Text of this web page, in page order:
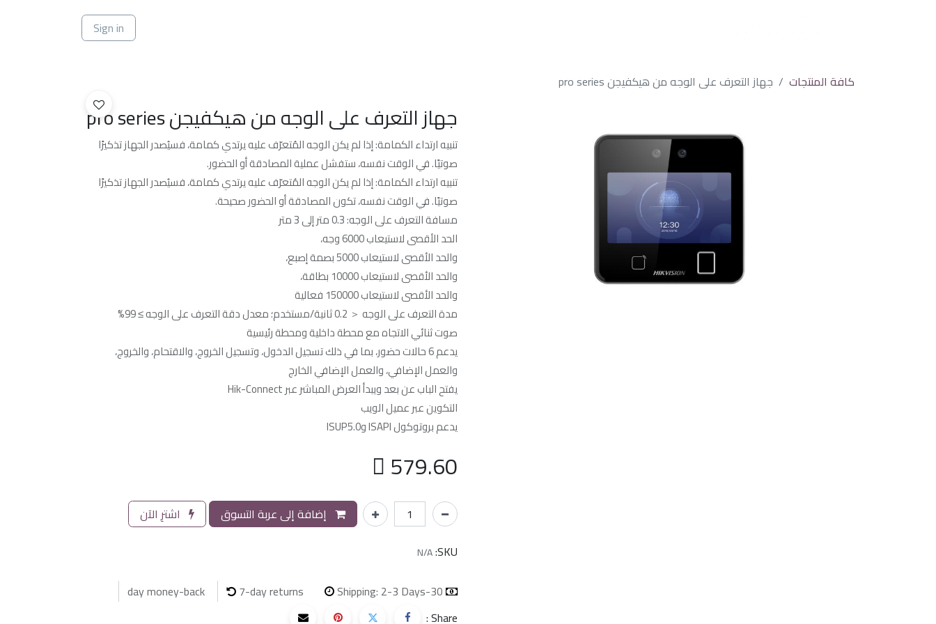
Sign in
كافة المنتجات جهاز التعرف على الوجه من هيكفيجن pro series
جهاز التعرف على الوجه من هيكفيجن pro series
تنبيه ارتداء الكمامة: إذا لم يكن الوجه المُتعرّف عليه يرتدي كمامة، فسيُصدر الجهاز تذكيرًا
صوتيًا. في الوقت نفسه، ستفشل عملية المصادقة أو الحضور.
تنبيه ارتداء الكمامة: إذا لم يكن الوجه المُتعرّف عليه يرتدي كمامة، فسيُصدر الجهاز تذكيرًا
صوتيًا. في الوقت نفسه، تكون المصادقة أو الحضور صحيحة.
مسافة التعرف على الوجه: 0.3 متر إلى 3 متر
الحد الأقصى لاستيعاب 6000 وجه،
والحد الأقصى لاستيعاب 5000 بصمة إصبع،
والحد الأقصى لاستيعاب 10000 بطاقة،
والحد الأقصى لاستيعاب 150000 فعالية
مدة التعرف على الوجه ＜ 0.2 ثانية/مستخدم؛ معدل دقة التعرف على الوجه ≥ 99%
صوت ثنائي الاتجاه مع محطة داخلية ومحطة رئيسية
يدعم 6 حالات حضور، بما في ذلك تسجيل الدخول، وتسجيل الخروج، والاقتحام، والخروج،
والعمل الإضافي، والعمل الإضافي الخارج
يفتح الباب عن بعد ويبدأ العرض المباشر عبر Hik-Connect
التكوين عبر عميل الويب
يدعم بروتوكول ISAPI وISUP5.0
579.60
إضافة إلى عربة التسوق
اشترِ الآن
SKU:
N/A
30-day money-back
7-day returns
Shipping: 2-3 Days
Share :